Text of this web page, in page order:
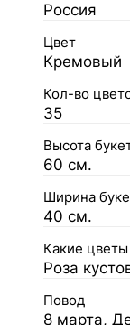
Россия
Цвет
Кремовый
Кол-во
35
Высота
60 см.
Ширина
40 см.
Какие
Роза
Повод
8 марта,